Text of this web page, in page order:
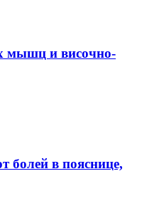
мышц и височно-
болей в пояснице,